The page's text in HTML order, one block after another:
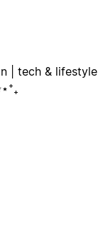
| tech & lifestyle